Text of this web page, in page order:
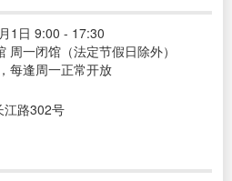
1日 9:00 - 17:30
周一闭馆（法定节假日除外）
每逢周一正常开放
江路302号